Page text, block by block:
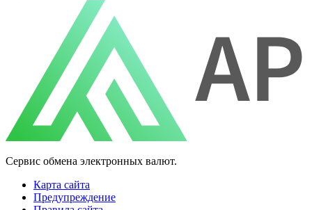
Сервис обмена электронных валют.
Карта сайта
Предупреждение